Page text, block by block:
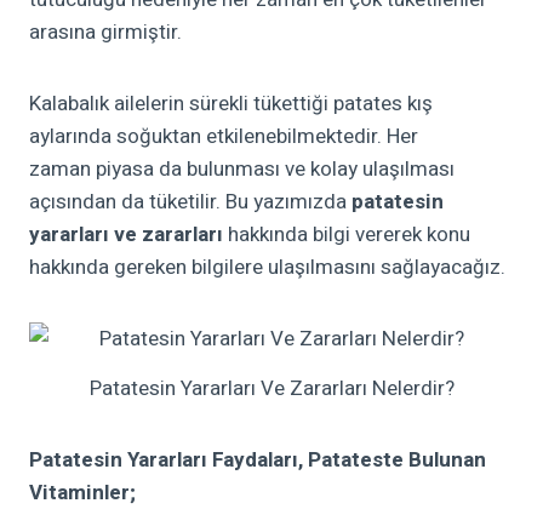
arasına girmiştir.
Kalabalık ailelerin sürekli tükettiği patates kış
aylarında soğuktan etkilenebilmektedir. Her
zaman piyasa da bulunması ve kolay ulaşılması
açısından da tüketilir. Bu yazımızda patatesin
yararları ve zararları hakkında bilgi vererek konu
hakkında gereken bilgilere ulaşılmasını sağlayacağız.
Patatesin Yararları Ve Zararları Nelerdir?
Patatesin Yararları Faydaları, Patateste Bulunan
Vitaminler;